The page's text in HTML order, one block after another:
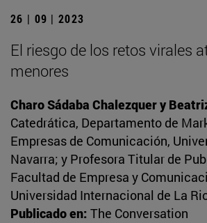
26 | 09 | 2023
El riesgo de los retos virales
menores
Charo Sádaba Chalezquer y
Catedrática, Departamento de
Empresas de Comunicación,
Navarra; y Profesora Titular de
Facultad de Empresa y
Universidad Internacional de La
Publicado en: The Conversation